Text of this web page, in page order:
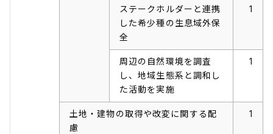
ステークホルダーと連携
した希少種の生息域外保
全
1
周辺の自然環境を調査
し、地域生態系と調和し
た活動を実施
1
土地・建物の取得や改変に関する配
慮
1